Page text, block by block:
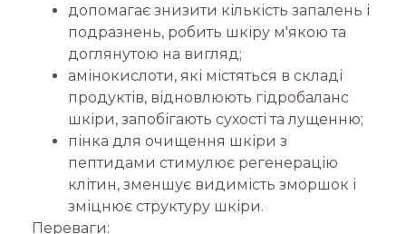
допомагає знизити кількість запалень і
подразнень, робить шкіру м'якою та
доглянутою на вигляд;
амінокислоти, які містяться в складі
продуктів, відновлюють гідробаланс
шкіри, запобігають сухості та лущенню;
пінка для очищення шкіри з
пептидами стимулює регенерацію
клітин, зменшує видимість зморшок і
зміцнює структуру шкіри.
Переваги: